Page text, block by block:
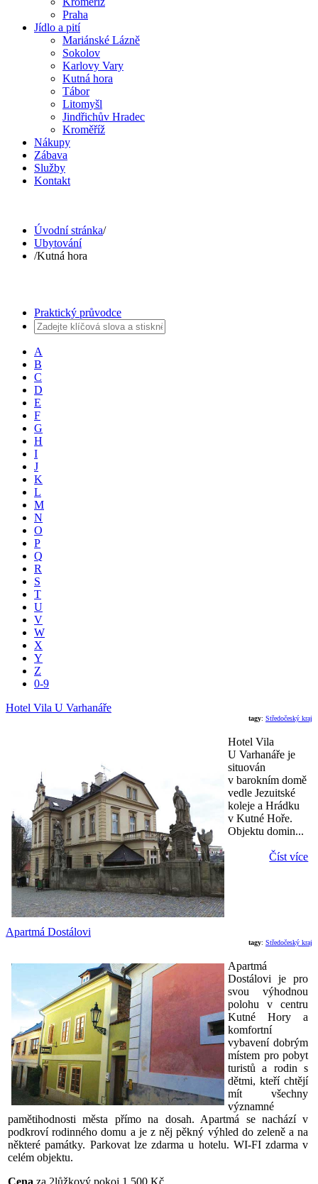
Praha
Jídlo a pití
Mariánské Lázně
Sokolov
Karlovy Vary
Kutná hora
Tábor
Litomyšl
Jindřichův Hradec
Kroměříž
Nákupy
Zábava
Služby
Kontakt
Úvodní stránka/
Ubytování
/Kutná hora
Praktický průvodce
A
B
C
D
E
F
G
H
I
J
K
L
M
N
O
P
Q
R
S
T
U
V
W
X
Y
Z
0-9
tagy: Středočeský kraj
Hotel Vila U Varhanáře
Hotel Vila
U Varhanáře je
situován
v barokním domě
vedle Jezuitské
koleje a Hrádku
v Kutné Hoře.
Objektu domin...
Číst více
tagy: Středočeský kraj
Apartmá Dostálovi
Apartmá
Dostálovi je pro
svou výhodnou
polohu v centru
Kutné Hory a
komfortní
vybavení dobrým
místem pro pobyt
turistů a rodin s
dětmi, kteří chtějí
mít všechny
významné
pamětihodnosti města přímo na dosah. Apartmá se nachází v
podkroví rodinného domu a je z něj pěkný výhled do zeleně a na
některé památky. Parkovat lze zdarma u hotelu. WI-FI zdarma v
celém objektu.
Cena za 2lůžkový pokoj 1 500 Kč